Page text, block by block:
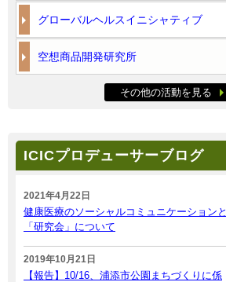
グローバルヘルスイニシャティブ
空想商品開発研究所
その他の活動を見る
ICICプロデューサーブログ
2021年4月22日
健康医療のソーシャルコミュニケーションと
「研究会」について
2019年10月21日
【報告】10/16、浦添市公園まちづくりに係